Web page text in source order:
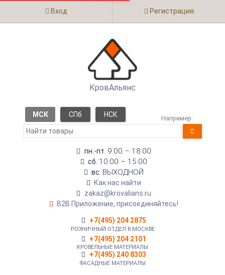
Вход Регистрация
КровАльянс
МСК СПб НСК Например:
пн.-пт. 9:00 – 18:00
сб. 10:00 – 15:00
вс. ВЫХОДНОЙ
Как нас найти
zakaz@krovalians.ru
B2B Приложение, присоединяйтесь!
+7(495) 204 2875
РОЗНИЧНЫЙ ОТДЕЛ В МОСКВЕ
+7(495) 204 2101
КРОВЕЛЬНЫЕ МАТЕРИАЛЫ
+7(495) 240 8303
ФАСАДНЫЕ МАТЕРИАЛЫ